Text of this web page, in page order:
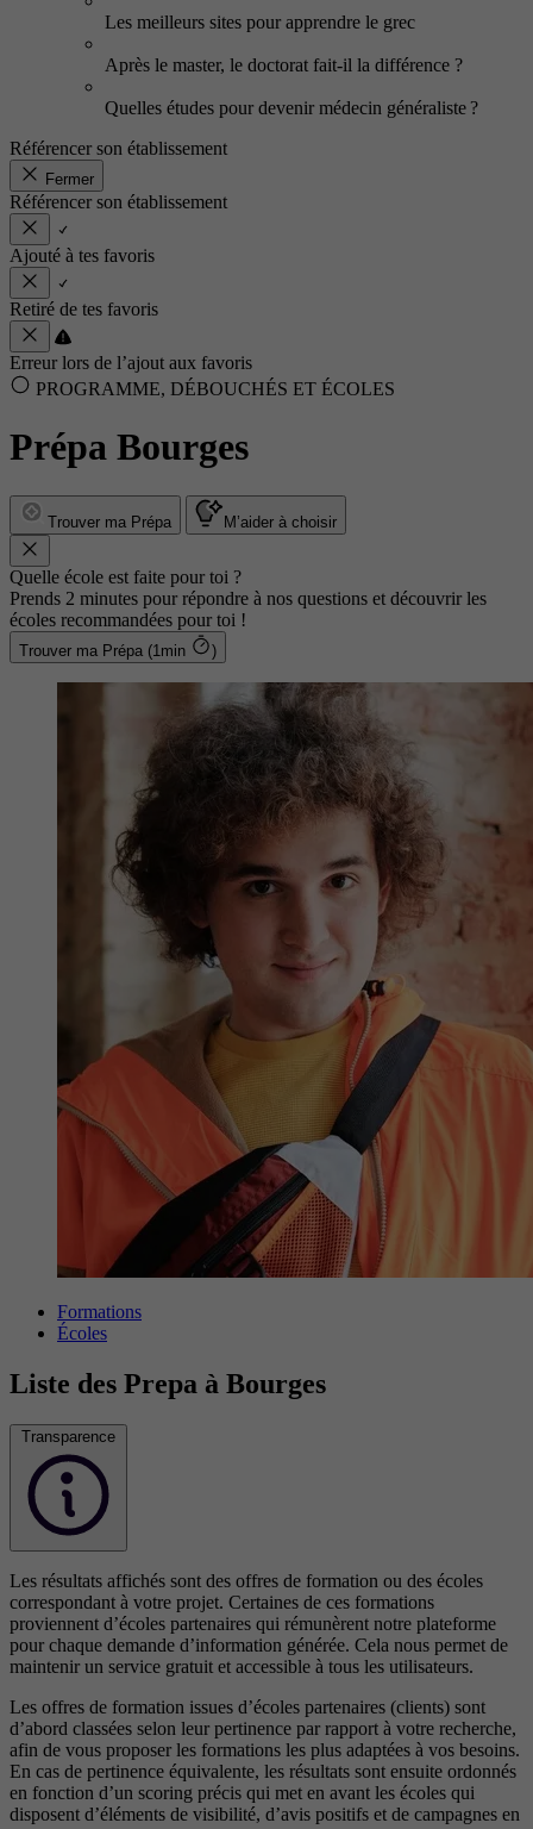
Les meilleurs sites pour apprendre le grec
Après le master, le doctorat fait-il la différence ?
Quelles études pour devenir médecin généraliste ?
Référencer son établissement
Fermer
Référencer son établissement
Ajouté à tes favoris
Retiré de tes favoris
Erreur lors de l’ajout aux favoris
PROGRAMME, DÉBOUCHÉS ET ÉCOLES
Prépa Bourges
Trouver ma Prépa M’aider à choisir
Quelle école est faite pour toi ?
Prends 2 minutes pour répondre à nos questions et découvrir les
écoles recommandées pour toi !
Trouver ma Prépa (1min )
Formations
Écoles
Liste des Prepa à Bourges
Transparence
Les résultats affichés sont des offres de formation ou des écoles
correspondant à votre projet. Certaines de ces formations
proviennent d’écoles partenaires qui rémunèrent notre plateforme
pour chaque demande d’information générée. Cela nous permet de
maintenir un service gratuit et accessible à tous les utilisateurs.
Les offres de formation issues d’écoles partenaires (clients) sont
d’abord classées selon leur pertinence par rapport à votre recherche,
afin de vous proposer les formations les plus adaptées à vos besoins.
En cas de pertinence équivalente, les résultats sont ensuite ordonnés
en fonction d’un scoring précis qui met en avant les écoles qui
disposent d’éléments de visibilité, d’avis positifs et de campagnes en